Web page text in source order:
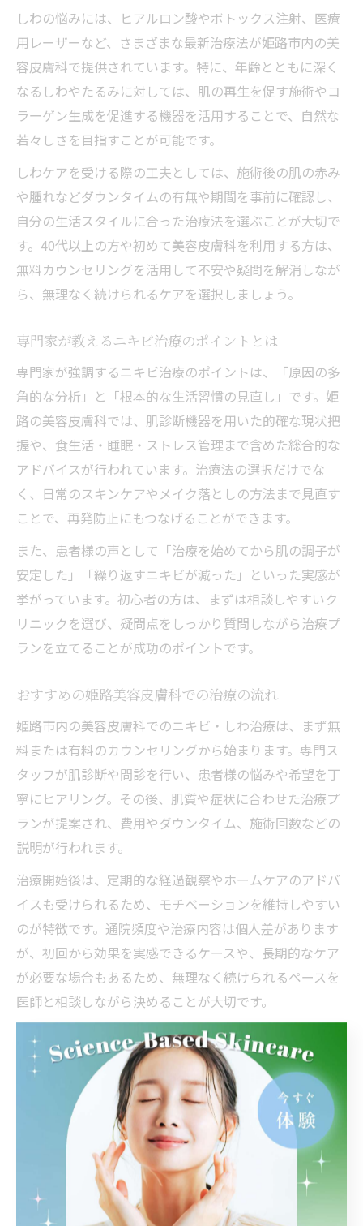
しわの悩みには、ヒアルロン酸やボトックス注射、医療
用レーザーなど、さまざまな最新治療法が姫路市内の美
容皮膚科で提供されています。特に、年齢とともに深く
なるしわやたるみに対しては、肌の再生を促す施術やコ
ラーゲン生成を促進する機器を活用することで、自然な
若々しさを目指すことが可能です。
しわケアを受ける際の工夫としては、施術後の肌の赤み
や腫れなどダウンタイムの有無や期間を事前に確認し、
自分の生活スタイルに合った治療法を選ぶことが大切で
す。40代以上の方や初めて美容皮膚科を利用する方は、
無料カウンセリングを活用して不安や疑問を解消しなが
ら、無理なく続けられるケアを選択しましょう。
専門家が教えるニキビ治療のポイントとは
専門家が強調するニキビ治療のポイントは、「原因の多
角的な分析」と「根本的な生活習慣の見直し」です。姫
路の美容皮膚科では、肌診断機器を用いた的確な現状把
握や、食生活・睡眠・ストレス管理まで含めた総合的な
アドバイスが行われています。治療法の選択だけでな
く、日常のスキンケアやメイク落としの方法まで見直す
ことで、再発防止にもつなげることができます。
また、患者様の声として「治療を始めてから肌の調子が
安定した」「繰り返すニキビが減った」といった実感が
挙がっています。初心者の方は、まずは相談しやすいク
リニックを選び、疑問点をしっかり質問しながら治療プ
ランを立てることが成功のポイントです。
おすすめの姫路美容皮膚科での治療の流れ
姫路市内の美容皮膚科でのニキビ・しわ治療は、まず無
料または有料のカウンセリングから始まります。専門ス
タッフが肌診断や問診を行い、患者様の悩みや希望を丁
寧にヒアリング。その後、肌質や症状に合わせた治療プ
ランが提案され、費用やダウンタイム、施術回数などの
説明が行われます。
治療開始後は、定期的な経過観察やホームケアのアドバ
イスも受けられるため、モチベーションを維持しやすい
のが特徴です。通院頻度や治療内容は個人差があります
が、初回から効果を実感できるケースや、長期的なケア
が必要な場合もあるため、無理なく続けられるペースを
医師と相談しながら決めることが大切です。
保険適用可能なニキビ治療の選
ニキビ治療で知っておくべき保険適用の基準
ニキビ治療を検討する際、まず知っておきたいのが「保